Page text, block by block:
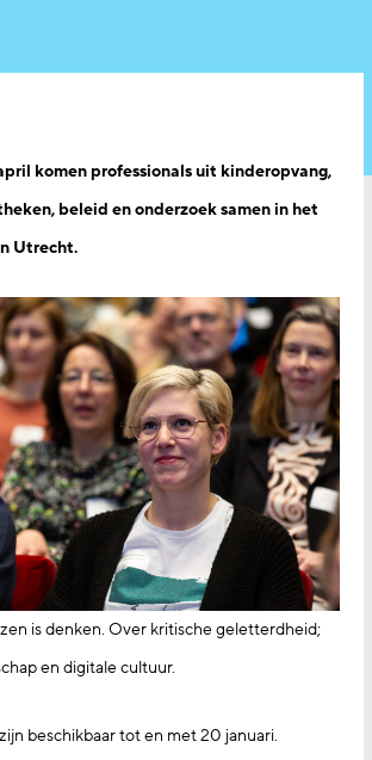
komen professionals uit kinderopvang,
beleid en onderzoek samen in het
Utrecht.
is denken. Over kritische geletterdheid;
en digitale cultuur.
beschikbaar tot en met 20 januari.